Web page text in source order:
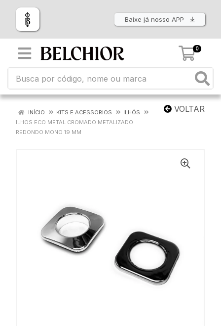
Baixe já nosso APP
0
VOLTAR
INÍCIO KITS E ACESSORIOS
ILHÓS
ILHOS ECO METAL CROMADO METALIZADO
REDONDO MONO 19 MM